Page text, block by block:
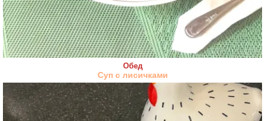
Обед
Суп с лисичками